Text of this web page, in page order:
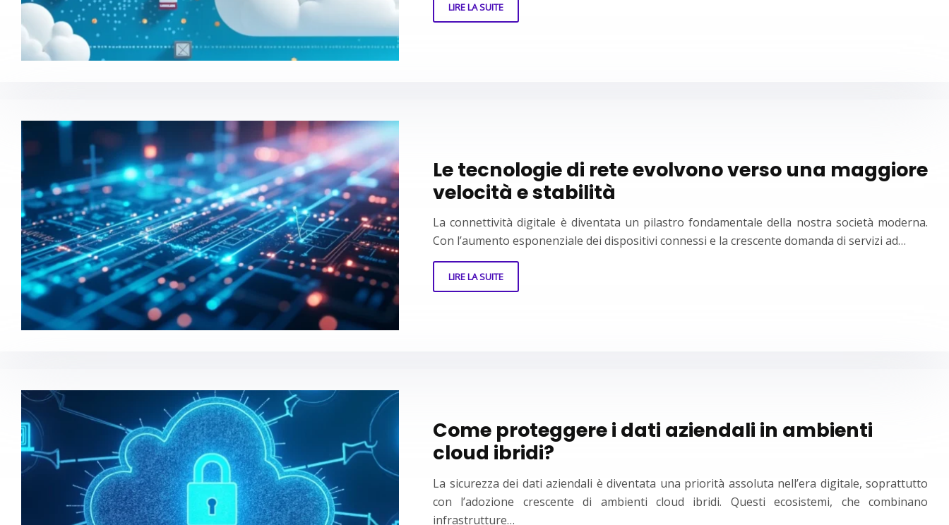
LIRE LA SUITE
Le tecnologie di rete evolvono verso una maggiore
velocità e stabilità
La connettività digitale è diventata un pilastro fondamentale della nostra società moderna.
Con l’aumento esponenziale dei dispositivi connessi e la crescente domanda di servizi ad…
LIRE LA SUITE
Come proteggere i dati aziendali in ambienti
cloud ibridi?
La sicurezza dei dati aziendali è diventata una priorità assoluta nell’era digitale, soprattutto
con l’adozione crescente di ambienti cloud ibridi. Questi ecosistemi, che combinano
infrastrutture…